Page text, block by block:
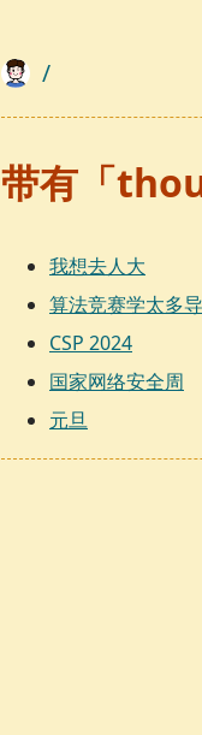
/
带有「
我想去人大
算法竞赛学太多
CSP 2024
国家网络安全周
元旦